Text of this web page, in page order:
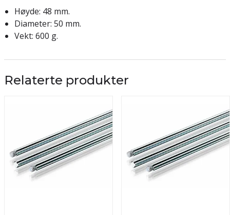
Høyde: 48 mm.
Diameter: 50 mm.
Vekt: 600 g.
Relaterte produkter